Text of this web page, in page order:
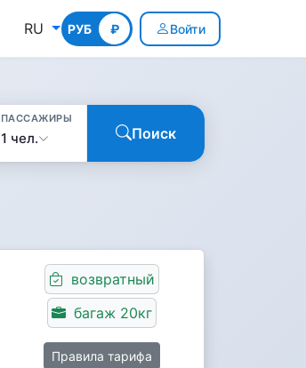
RU РУБ ₽
КГС Войти
ПАССАЖИРЫ
1 чел. Поиск
возвратный
багаж 20кг
Правила тарифа